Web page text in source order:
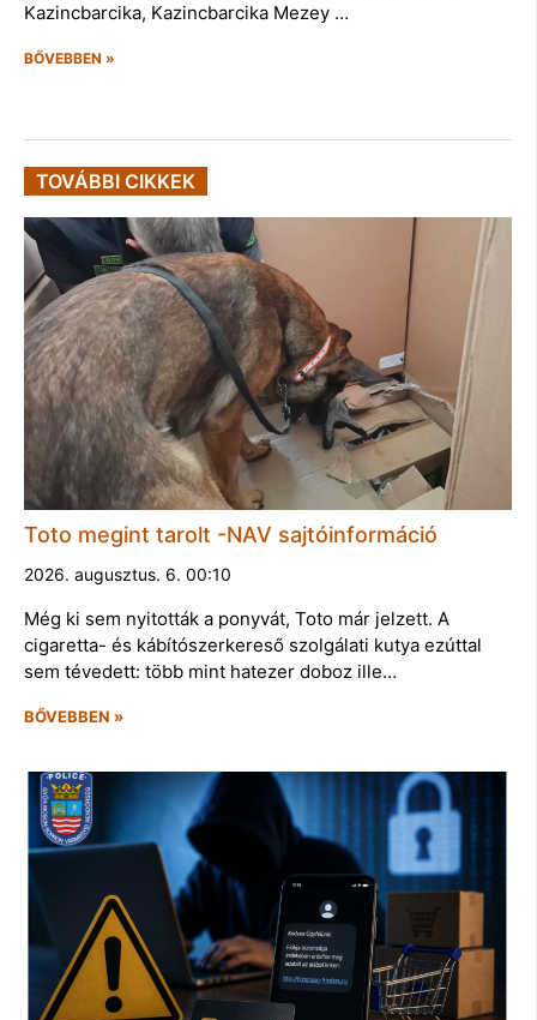
Kazincbarcika, Kazincbarcika Mezey …
BŐVEBBEN »
TOVÁBBI CIKKEK
Toto megint tarolt -NAV sajtóinformáció
2026. augusztus. 6. 00:10
Még ki sem nyitották a ponyvát, Toto már jelzett. A
cigaretta- és kábítószerkereső szolgálati kutya ezúttal
sem tévedett: több mint hatezer doboz ille…
BŐVEBBEN »